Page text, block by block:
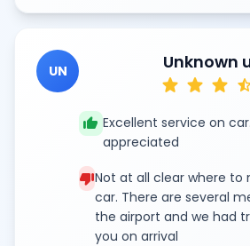
UN Unknown
star star star
thumb_up Excellent service on
appreciated
thumb_downNot at all clear where to
car. There are several
the airport and we had
you on arrival